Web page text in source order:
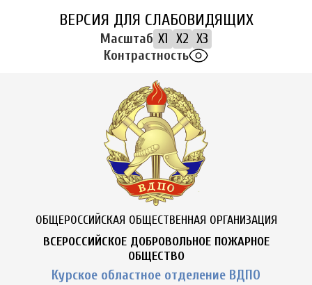
ВЕРСИЯ ДЛЯ СЛАБОВИДЯЩИХ
Масштаб X1 X2 X3
Контрастность
ОБЩЕРОССИЙСКАЯ ОБЩЕСТВЕННАЯ ОРГАНИЗАЦИЯ
ВСЕРОССИЙСКОЕ ДОБРОВОЛЬНОЕ ПОЖАРНОЕ
ОБЩЕСТВО
Курское областное отделение ВДПО